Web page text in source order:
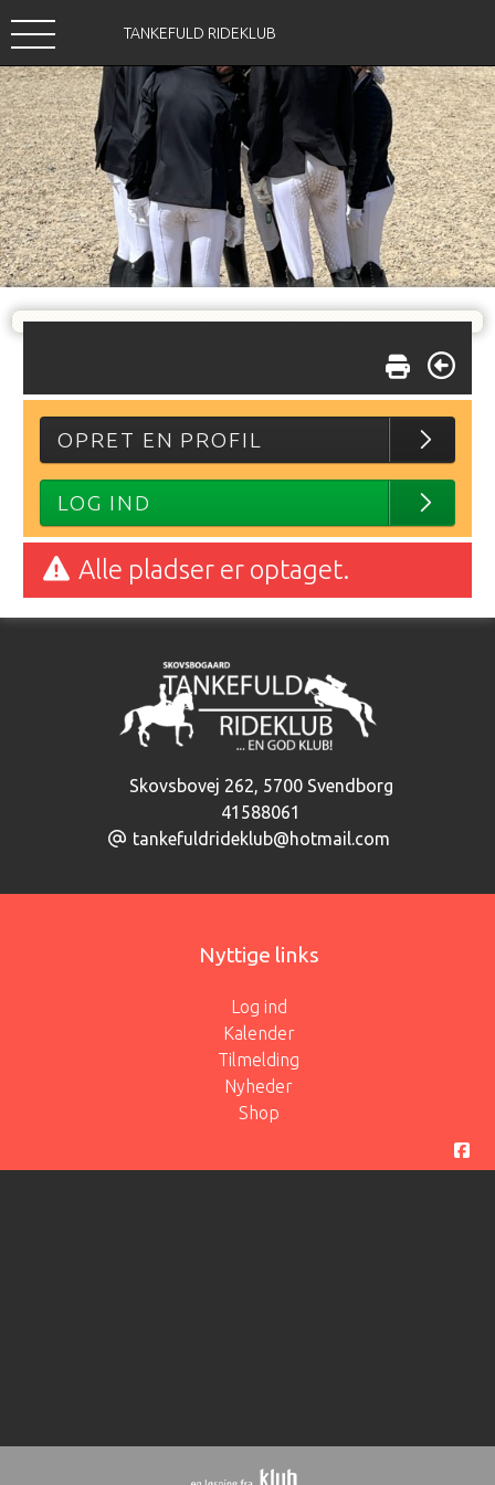
TANKEFULD RIDEKLUB
OPRET EN PROFIL
LOG IND
Alle pladser er optaget.
Skovsbovej 262, 5700 Svendborg
41588061
tankefuldrideklub@hotmail.com
Nyttige links
Log ind
Kalender
Tilmelding
Nyheder
Shop